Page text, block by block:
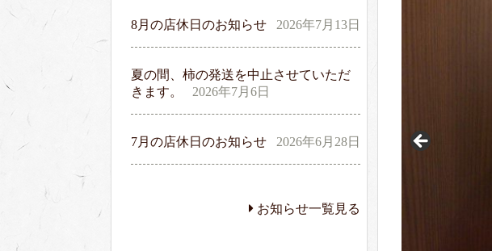
8月の店休日のお知らせ 2026年7月13日
夏の間、柿の発送を中止させていただ
きます。
2026年7月6日
7月の店休日のお知らせ 2026年6月28日
お知らせ一覧見る